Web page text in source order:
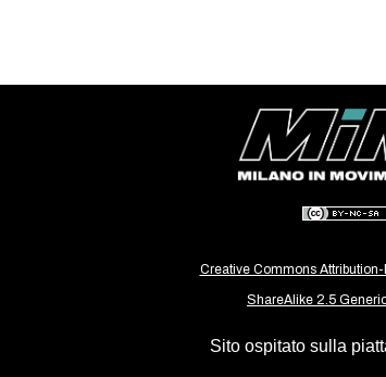
Creative Commons
ShareAlike 2.5
Sito ospitato sulla